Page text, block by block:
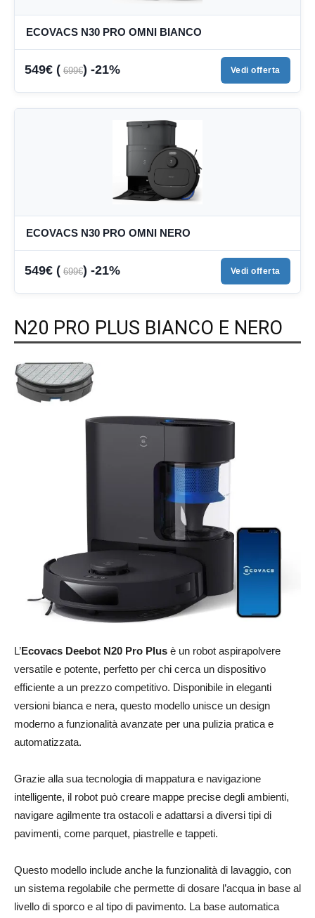
ECOVACS N30 PRO OMNI BIANCO
549€ ( 699€) -21% Vedi offerta
ECOVACS N30 PRO OMNI NERO
549€ ( 699€) -21% Vedi offerta
N20 PRO PLUS BIANCO E NERO
L’Ecovacs Deebot N20 Pro Plus è un robot aspirapolvere
versatile e potente, perfetto per chi cerca un dispositivo
efficiente a un prezzo competitivo. Disponibile in eleganti
versioni bianca e nera, questo modello unisce un design
moderno a funzionalità avanzate per una pulizia pratica e
automatizzata.
Grazie alla sua tecnologia di mappatura e navigazione
intelligente, il robot può creare mappe precise degli ambienti,
navigare agilmente tra ostacoli e adattarsi a diversi tipi di
pavimenti, come parquet, piastrelle e tappeti.
Questo modello include anche la funzionalità di lavaggio, con
un sistema regolabile che permette di dosare l’acqua in base al
livello di sporco e al tipo di pavimento. La base automatica